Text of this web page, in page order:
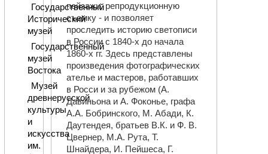
пейзажи, репродукционную
съемку - и позволяет
проследить историю светописи
в России с 1840-х до начала
1860-х гг. Здесь представлены
произведения фотографических
ателье и мастеров, работавших
в Росси и за рубежом (А.
Давиньона и А. Фоконье, графа
А.А. Бобринского, М. Абади, К.
Даутендея, братьев В.К. и Ф. В.
Цвернер, М.А. Рута, Т.
Шнайдера, И. Пейшеса, Г.
Государственный
Исторический
музей
Государственный
музей
Востока
Музей
древнерусской
культуры
и
искусства
им.